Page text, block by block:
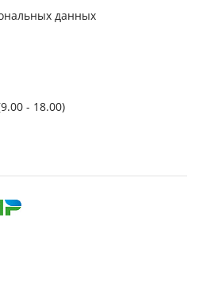
данных
- 18.00)